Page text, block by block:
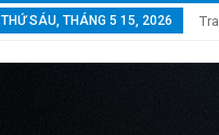
THỨ SÁU, THÁNG 5 15, 2026